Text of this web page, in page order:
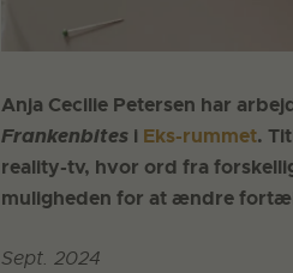
Anja Cecilie Petersen har
Frankenbites i Eks-rummet.
reality-tv, hvor ord fra
muligheden for at ændre
Sept. 2024